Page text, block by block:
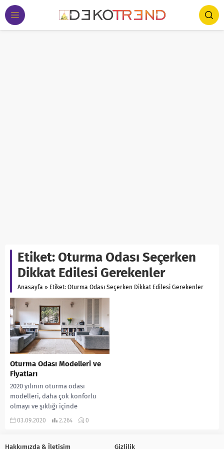
Etiket: Oturma Odası Seçerken
Dikkat Edilesi Gerekenler
Anasayfa » Etiket: Oturma Odası Seçerken Dikkat Edilesi Gerekenler
Oturma Odası Modelleri ve
Fiyatları
2020 yılının oturma odası
modelleri, daha çok konforlu
olmayı ve şıklığı içinde
barındırıyor. Son teknoloji ile
03.09.2020 2.264 0
Hakkımızda & İletişim Gizlilik